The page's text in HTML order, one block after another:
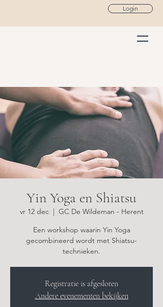
Login
Yin Yoga en Shiatsu
vr 12 dec
  |
GC De Wildeman - Herent
Een workshop waarin Yin Yoga
gecombineerd wordt met Shiatsu-
Registratie is afgesloten
Andere evenementen bekijken